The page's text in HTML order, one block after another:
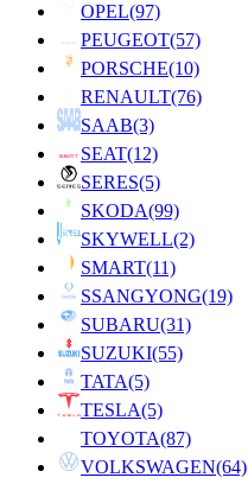
OPEL(97)
PEUGEOT(57)
PORSCHE(10)
RENAULT(76)
SAAB(3)
SEAT(12)
SERES(5)
SKODA(99)
SKYWELL(2)
SMART(11)
SSANGYONG(19)
SUBARU(31)
SUZUKI(55)
TATA(5)
TESLA(5)
TOYOTA(87)
VOLKSWAGEN(64)